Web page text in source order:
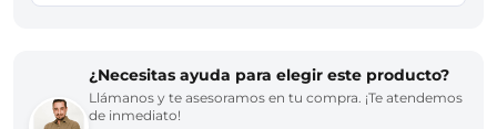
¿Necesitas ayuda para elegir este producto?
Llámanos y te asesoramos en tu compra. ¡Te atendemos
de inmediato!